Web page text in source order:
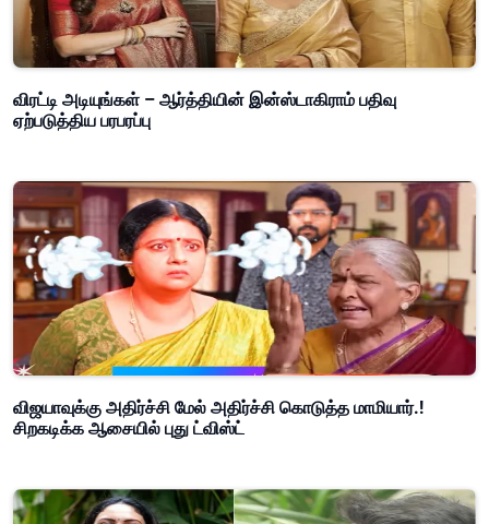
விரட்டி அடியுங்கள் – ஆர்த்தியின் இன்ஸ்டாகிராம் பதிவு
ஏற்படுத்திய பரபரப்பு
விஜயாவுக்கு அதிர்ச்சி மேல் அதிர்ச்சி கொடுத்த மாமியார்.!
சிறகடிக்க ஆசையில் புது ட்விஸ்ட்